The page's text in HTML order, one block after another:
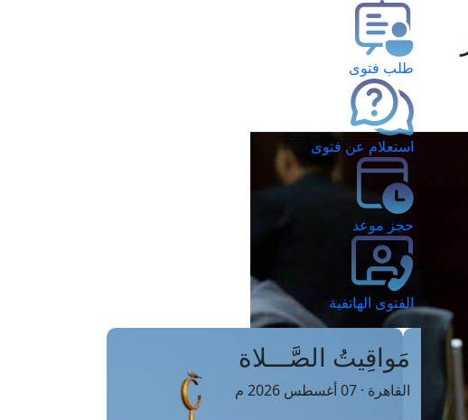
طلب فتوى
استعلام عن فتوى
حجز موعد
الفتوى الهاتفية
مَواقِيتُ الصَّـــلاة
القاهرة · 07 أغسطس 2026 م